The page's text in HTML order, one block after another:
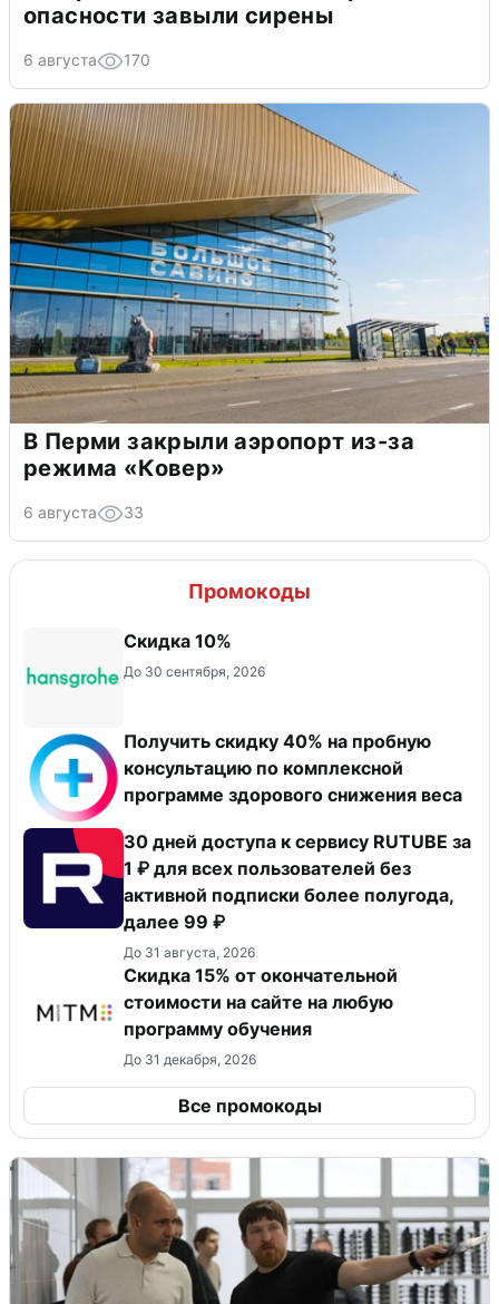
опасности завыли сирены
6 августа 170
В Перми закрыли аэропорт из-за
режима «Ковер»
6 августа 33
Промокоды
Скидка 10%
До 30 сентября, 2026
Получить скидку 40% на пробную
консультацию по комплексной
программе здорового снижения веса
30 дней доступа к сервису RUTUBE за
1 ₽ для всех пользователей без
активной подписки более полугода,
далее 99 ₽
До 31 августа, 2026
Скидка 15% от окончательной
стоимости на сайте на любую
программу обучения
До 31 декабря, 2026
Все промокоды